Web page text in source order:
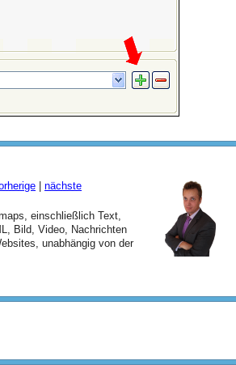
nächste
einschließlich Text,
Bild, Video, Nachrichten
unabhängig von der